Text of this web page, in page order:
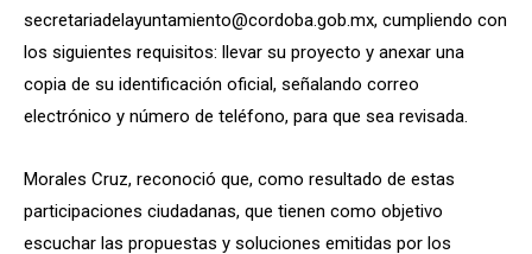
secretariadelayuntamiento@cordoba.gob.mx, cumpliendo con
los siguientes requisitos: llevar su proyecto y anexar una
copia de su identificación oficial, señalando correo
electrónico y número de teléfono, para que sea revisada.
Morales Cruz, reconoció que, como resultado de estas
participaciones ciudadanas, que tienen como objetivo
escuchar las propuestas y soluciones emitidas por los